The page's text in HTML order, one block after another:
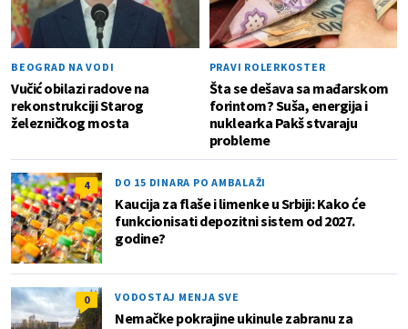
BEOGRAD NA VODI
Vučić obilazi radove na
rekonstrukciji Starog
železničkog mosta
PRAVI ROLERKOSTER
Šta se dešava sa mađarskom
forintom? Suša, energija i
nuklearka Pakš stvaraju
probleme
4 DO 15 DINARA PO AMBALAŽI
Kaucija za flaše i limenke u Srbiji: Kako će
funkcionisati depozitni sistem od 2027.
godine?
0 VODOSTAJ MENJA SVE
Nemačke pokrajine ukinule zabranu za